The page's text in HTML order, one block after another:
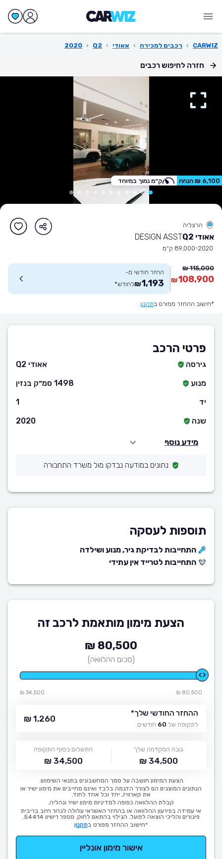
CARWIZ
› רכבים למכירה › אאודי ›
Q2
›
2020
חזרה לחיפוש רכבים
6,100 ₪ הנחה ק״מ נמוך במיוחד
הרצליה
אאודי Q2 DESIGN ASST
2020 89,000 ק״מ
115,000 ₪
108,900
₪
החזר חודשי מ-
1,193
₪לחודש*
*חישוב ההחזר מפורט בתקנון
פרטי הרכב
גירסה
אאודי Q2
מנוע
1498 סמ״ק בנזין
יד
1
שנה
2020
מידע נוסף
נתונים במודעה נבדקו מול משרד התחבורה
תוספות לעסקה
התחייבות לבדיקת גיר, מנוע ושילדה
התחייבות לטרייד אין עתידי
הצעת מימון מותאמת לרכב זה
80,500 ₪
(סכום ההלוואה)
80,500 ₪
34,500 ₪
ההחזר החודשי שלך*
לתקופה של 60 חודשים
1,260 ₪
גובה המקדמה שלך
34,500 ₪
התשלום בסוף התקופה
34,500 ₪
הצעת המימון חושבה על סמך המחשבונים בתנאי השימוש.
הנתונים המוצגים הם לצורך הדגמה בלבד ואינם מחייבים את מימון ישיר או
את קארוויז, יחד וכל אחד לחוד.
קבלת ההלוואה כפופה למדיניות מימון ישיר ונהליה.
אי עמידה בפירעון ההלוואה או בהחזר האשראי עלולה לגרור חיוב בריבית
פיגורים והליכי הוצאה לפועל. הגילוי בהתאם לחוק. מספר רישיון 54414.
*חישוב ההחזר מפורט בתקנון
אישור מימון אונליין